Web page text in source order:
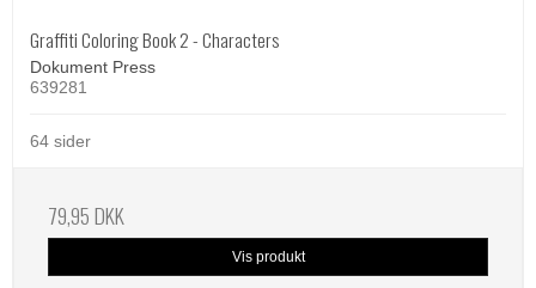
Graffiti Coloring Book 2 - Characters
Dokument Press
639281
64 sider
79,95 DKK
Vis produkt